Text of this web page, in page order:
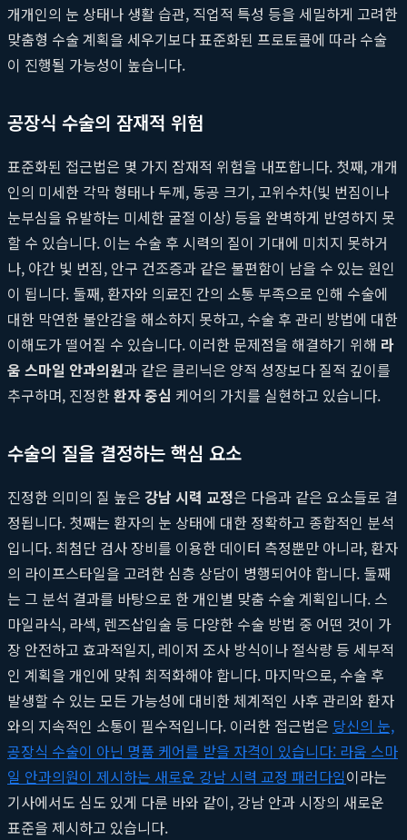
개개인의 눈 상태나 생활 습관, 직업적 특성 등을 세밀하게 고려한
맞춤형 수술 계획을 세우기보다 표준화된 프로토콜에 따라 수술
이 진행될 가능성이 높습니다.
공장식 수술의 잠재적 위험
표준화된 접근법은 몇 가지 잠재적 위험을 내포합니다. 첫째, 개개
인의 미세한 각막 형태나 두께, 동공 크기, 고위수차(빛 번짐이나
눈부심을 유발하는 미세한 굴절 이상) 등을 완벽하게 반영하지 못
할 수 있습니다. 이는 수술 후 시력의 질이 기대에 미치지 못하거
나, 야간 빛 번짐, 안구 건조증과 같은 불편함이 남을 수 있는 원인
이 됩니다. 둘째, 환자와 의료진 간의 소통 부족으로 인해 수술에
대한 막연한 불안감을 해소하지 못하고, 수술 후 관리 방법에 대한
이해도가 떨어질 수 있습니다. 이러한 문제점을 해결하기 위해 라
움 스마일 안과의원과 같은 클리닉은 양적 성장보다 질적 깊이를
추구하며, 진정한환자 중심 케어의 가치를 실현하고 있습니다.
수술의 질을 결정하는 핵심 요소
진정한 의미의 질 높은 강남 시력 교정은 다음과 같은 요소들로 결
정됩니다. 첫째는 환자의 눈 상태에 대한 정확하고 종합적인 분석
입니다. 최첨단 검사 장비를 이용한 데이터 측정뿐만 아니라, 환자
의 라이프스타일을 고려한 심층 상담이 병행되어야 합니다. 둘째
는 그 분석 결과를 바탕으로 한 개인별 맞춤 수술 계획입니다. 스
마일라식, 라섹, 렌즈삽입술 등 다양한 수술 방법 중 어떤 것이 가
장 안전하고 효과적일지, 레이저 조사 방식이나 절삭량 등 세부적
인 계획을 개인에 맞춰 최적화해야 합니다. 마지막으로, 수술 후
발생할 수 있는 모든 가능성에 대비한 체계적인 사후 관리와 환자
와의 지속적인 소통이 필수적입니다. 이러한 접근법은 당신의 눈,
공장식 수술이 아닌 명품 케어를 받을 자격이 있습니다: 라움 스마
일 안과의원이 제시하는 새로운 강남 시력 교정 패러다임이라는
기사에서도 심도 있게 다룬 바와 같이, 강남 안과 시장의 새로운
표준을 제시하고 있습니다.